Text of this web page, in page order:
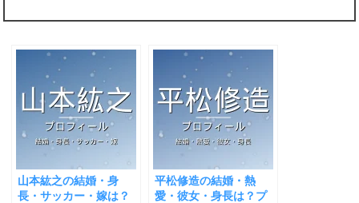
山本紘之の結婚・身
長・サッカー・嫁は？
平松修造の結婚・熱
愛・彼女・身長は？プ